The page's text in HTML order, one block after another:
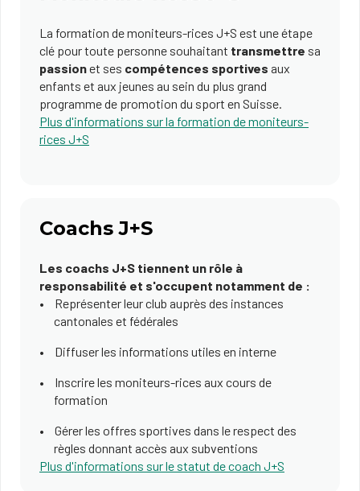
La formation de moniteurs-rices J+S est une étape
clé pour toute personne souhaitant transmettre sa
passionet ses compétences sportives aux
enfants et aux jeunes au sein du plus grand
programme de promotion du sport en Suisse.
Plus d'informations sur la formation de moniteurs-
rices J+S
Coachs J+S
Les coachs J+S tiennent un rôle à
responsabilité et s'occupent notamment de :
Représenter leur club auprès des instances
cantonales et fédérales
Diffuser les informations utiles en interne
Inscrire les moniteurs-rices aux cours de
formation
Gérer les offres sportives dans le respect des
règles donnant accès aux subventions
Plus d'informations sur le statut de coach J+S